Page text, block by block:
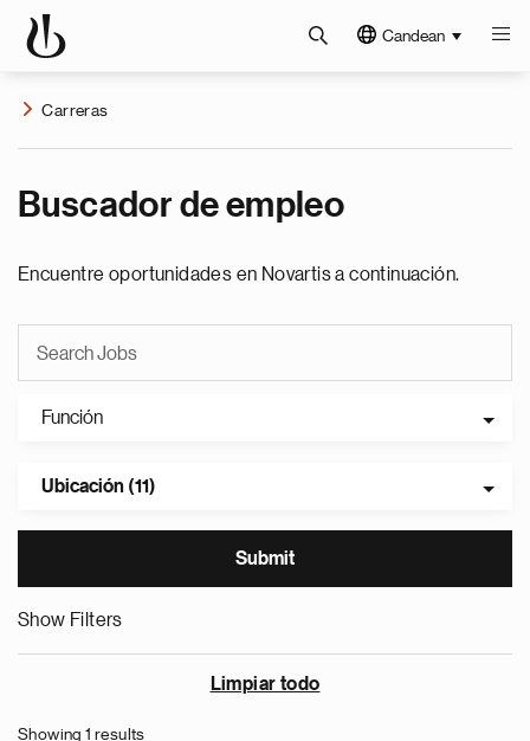
Candean
Carreras
Buscador de empleo
Encuentre oportunidades en Novartis a continuación.
Función
Ubicación (11)
Show Filters
Limpiar todo
Showing 1 results